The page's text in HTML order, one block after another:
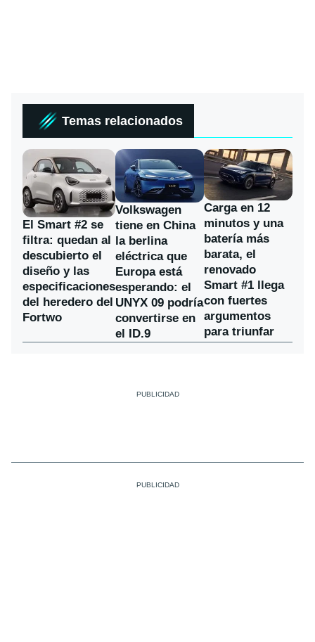
Temas relacionados
El Smart #2 se
filtra: quedan al
descubierto el
diseño y las
especificaciones
del heredero del
Fortwo
Volkswagen
tiene en China
la berlina
eléctrica que
Europa está
esperando: el
UNYX 09 podría
convertirse en
el ID.9
Carga en 12
minutos y una
batería más
barata, el
renovado
Smart #1 llega
con fuertes
argumentos
para triunfar